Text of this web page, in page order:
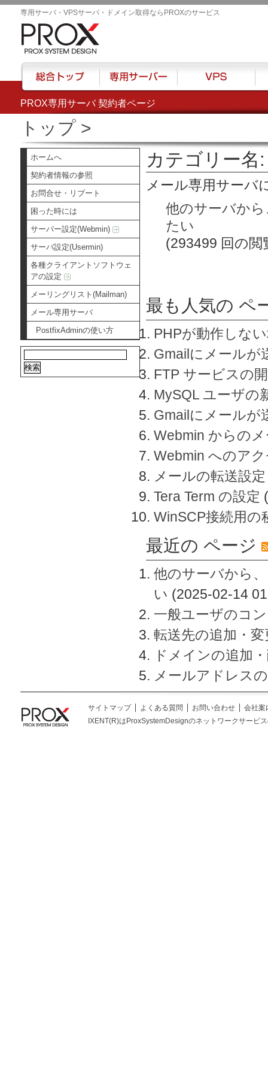
PROX専用サーバ 契約者ページ
専用サーバ・VPSサーバ・ドメイン取得ならPROXのサービス
トップ>
ホームへ
契約者情報の参照
お問合せ・リブート
困った時には
サーバー設定(Webmin)
サーバ設定(Usermin)
各種クライアントソフトウェ
アの設定
メーリングリスト(Mailman)
メール専用サーバ
PostfixAdminの使い方
カテゴリー名
メール専用サーバ
他のサーバか
たい
(293499 回の閲
最も人気の ペ
PHPが動作しな
Gmailにメールが
FTP サービスの
MySQL ユーザの
Gmailにメールが
Webmin からの
Webmin へのア
メールの転送設定
Tera Term の設定
WinSCP接続用の
最近の ページ
他のサーバから
い (2025-02-14
一般ユーザのコ
転送先の追加・
ドメインの追加
メールアドレス
総合トップ 専用サーバー VPS ハ
サイトマップ よくある質問 お問い合わせ
会社案
IXENT(R)はProxSystemDesignのネットワークサービ